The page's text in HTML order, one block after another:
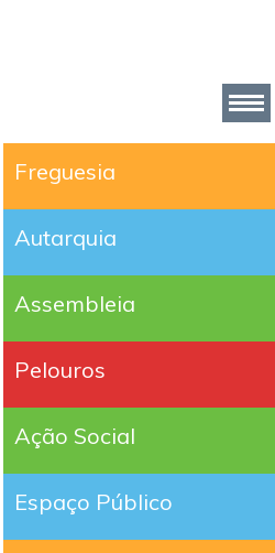
Freguesia
Autarquia
Assembleia
Pelouros
Ação Social
Espaço Público